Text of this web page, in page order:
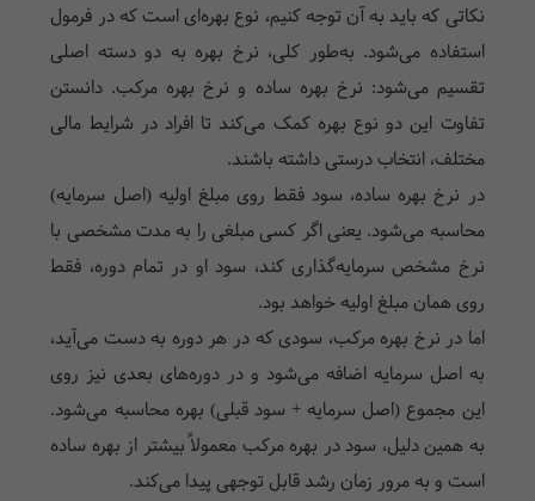
نکاتی که باید به آن توجه کنیم، نوع بهره‌ای است که در فرمول
استفاده می‌شود. به‌طور کلی، نرخ بهره به دو دسته اصلی
تقسیم می‌شود: نرخ بهره ساده و نرخ بهره مرکب. دانستن
تفاوت این دو نوع بهره کمک می‌کند تا افراد در شرایط مالی
مختلف، انتخاب درستی داشته باشند.
در نرخ بهره ساده، سود فقط روی مبلغ اولیه (اصل سرمایه)
محاسبه می‌شود. یعنی اگر کسی مبلغی را به مدت مشخصی با
نرخ مشخص سرمایه‌گذاری کند، سود او در تمام دوره، فقط
روی همان مبلغ اولیه خواهد بود.
اما در نرخ بهره مرکب، سودی که در هر دوره به دست می‌آید،
به اصل سرمایه اضافه می‌شود و در دوره‌های بعدی نیز روی
این مجموع (اصل سرمایه + سود قبلی) بهره محاسبه می‌شود.
به همین دلیل، سود در بهره مرکب معمولاً بیشتر از بهره ساده
است و به مرور زمان رشد قابل توجهی پیدا می‌کند.